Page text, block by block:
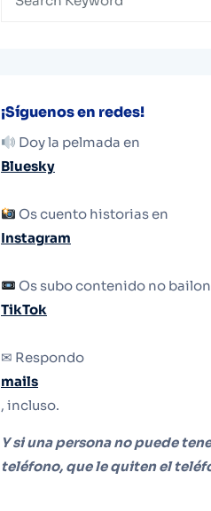
¡Síguenos en redes!
Doy la pelmada en
Bluesky
Os cuento historias en
Instagram
Os subo contenido no
TikTok
✉ Respondo
mails
, incluso.
Y si una persona no puede
teléfono, que le quiten el